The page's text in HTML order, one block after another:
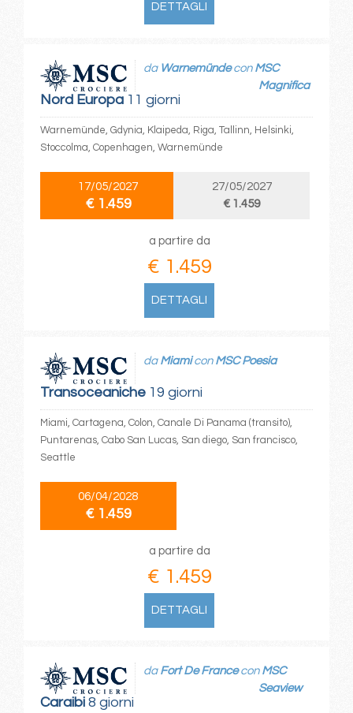
DETTAGLI
Nord Europa11 giorni
da Warnemündecon MSC
Magnifica
Warnemünde, Gdynia, Klaipeda, Riga, Tallinn, Helsinki,
Stoccolma, Copenhagen, Warnemünde
17/05/2027
€ 1.459
27/05/2027
€ 1.459
a partire da
€ 1.459
DETTAGLI
Transoceaniche19 giorni
da Miamicon MSC Poesia
Miami, Cartagena, Colon, Canale Di Panama (transito),
Puntarenas, Cabo San Lucas, San diego, San francisco,
Seattle
06/04/2028
€ 1.459
a partire da
€ 1.459
DETTAGLI
Caraibi8 giorni
da Fort De Francecon MSC
Seaview